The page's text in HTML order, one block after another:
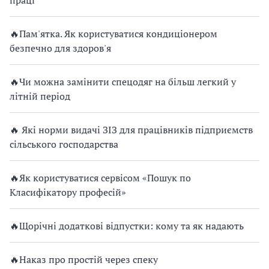
🔥Пам'ятка. Як користуватися кондиціонером
безпечно для здоров'я
🔥Чи можна замінити спецодяг на більш легкий у
літній період
🔥 Які норми видачі ЗІЗ для працівників підприємств
сільського господарства
🔥Як користуватися сервісом «Пошук по
Класифікатору професій»
🔥Щорічні додаткові відпустки: кому та як надають
🔥Наказ про простій через спеку